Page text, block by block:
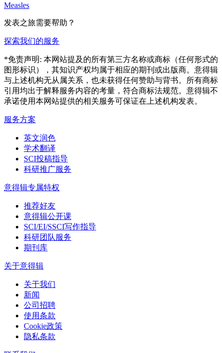
Measles
发表之旅需要帮助？
探索我们的服务
*免责声明: 本网站提及的所有第三方名称或商标（任何形式的
图形标识），其知识产权均属于相应的期刊或出版商。意得辑
与上述机构无从属关系，也未获得任何赞助与背书。所有商标
引用均出于解释服务内容的考量，符合商标法规范。意得辑不
承诺使用本网站提供的相关服务可保证在上述机构发表。
服务方案
英文润色
学术翻译
SCI投稿指导
科研推广服务
意得辑专属特权
推荐好友
意得辑公开课
SCI/EI/SSCI写作指导
科研团队服务
期刊库
关于意得辑
关于我们
新闻
公司招聘
使用条款
Cookie政策
隐私条款